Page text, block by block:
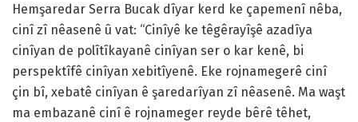
Hemşaredar Serra Bucak dîyar kerd ke çapemenî nêba,
cinî zî nêasenê û vat: “Cinîyê ke têgêrayîşê azadîya
cinîyan de polîtîkayanê cinîyan ser o kar kenê, bi
perspektîfê cinîyan xebitîyenê. Eke rojnamegerê cinî
çin bî, xebatê cinîyan ê şaredarîyan zî nêasenê. Ma waşt
ma embazanê cinî ê rojnameger reyde bêrê têhet,